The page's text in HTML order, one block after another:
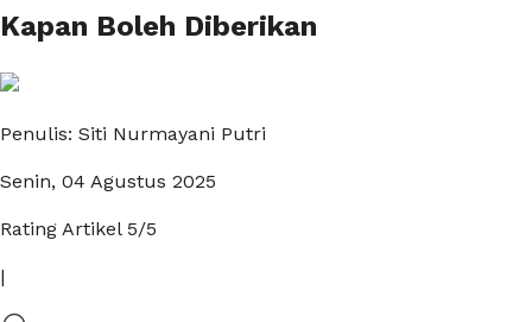
Kapan Boleh Diberikan
Penulis: Siti Nurmayani Putri
Senin, 04 Agustus 2025
Rating Artikel 5/5
|